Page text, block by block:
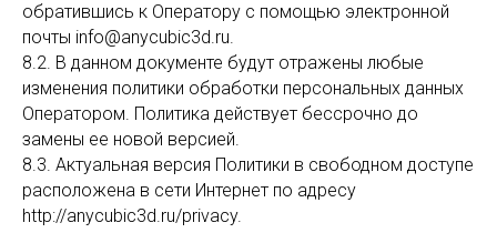
обратившись к Оператору с помощью электронной
почты info@anycubic3d.ru.
8.2. В данном документе будут отражены любые
изменения политики обработки персональных данных
Оператором. Политика действует бессрочно до
замены ее новой версией.
8.3. Актуальная версия Политики в свободном доступе
расположена в сети Интернет по адресу
http://anycubic3d.ru/privacy.